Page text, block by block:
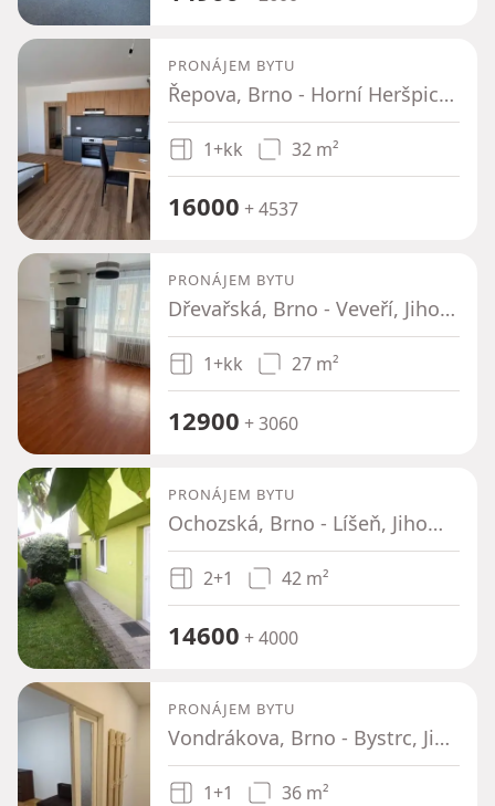
PRONÁJEM BYTU
Řepova, Brno - Horní Heršpice, Jihomoravský kraj
1+kk 32 m²
16000 + 4537
PRONÁJEM BYTU
Dřevařská, Brno - Veveří, Jihomoravský kraj
1+kk 27 m²
12900 + 3060
PRONÁJEM BYTU
Ochozská, Brno - Líšeň, Jihomoravský kraj
2+1 42 m²
14600 + 4000
PRONÁJEM BYTU
Vondrákova, Brno - Bystrc, Jihomoravský kraj
1+1 36 m²